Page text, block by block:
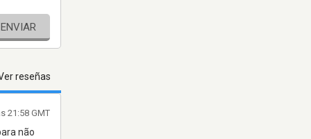
ENVIAR
reseñas
não
21:58 GMT